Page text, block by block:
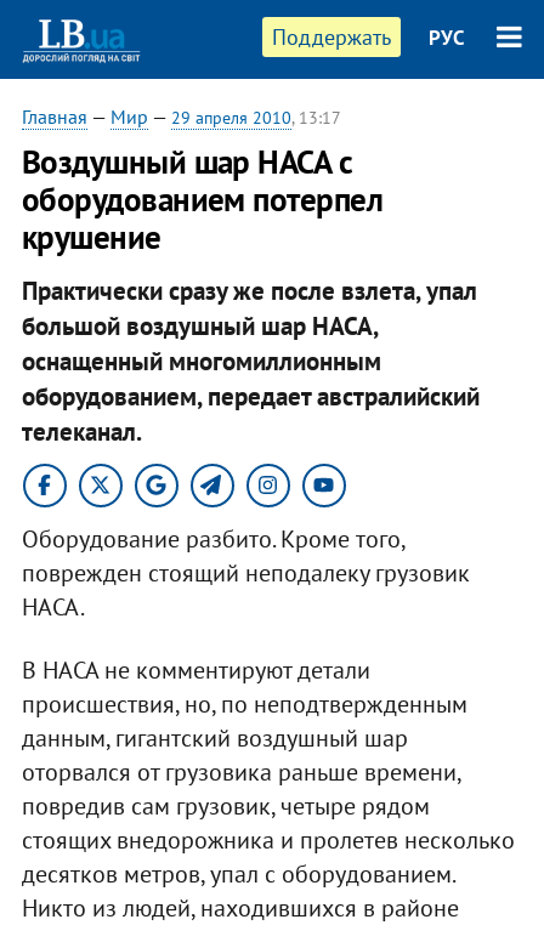
Поддержать РУС
Главная — Мир — 29 апреля 2010, 13:17
Воздушный шар НАСА с
оборудованием потерпел
крушение
Практически сразу же после взлета, упал
большой воздушный шар НАСА,
оснащенный многомиллионным
оборудованием, передает австралийский
телеканал.
Оборудование разбито. Кроме того,
поврежден стоящий неподалеку грузовик
НАСА.
В НАСА не комментируют детали
происшествия, но, по неподтвержденным
данным, гигантский воздушный шар
оторвался от грузовика раньше времени,
повредив сам грузовик, четыре рядом
стоящих внедорожника и пролетев несколько
десятков метров, упал с оборудованием.
Никто из людей, находившихся в районе